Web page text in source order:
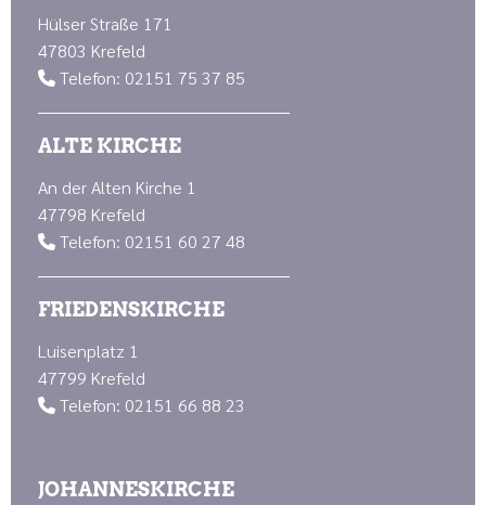
Hülser Straße 171
47803 Krefeld
 Telefon: 02151 75 37 85
ALTE KIRCHE
An der Alten Kirche 1
47798 Krefeld
 Telefon: 02151 60 27 48
FRIEDENSKIRCHE
Luisenplatz 1
47799 Krefeld
 Telefon: 02151 66 88 23
JOHANNESKIRCHE